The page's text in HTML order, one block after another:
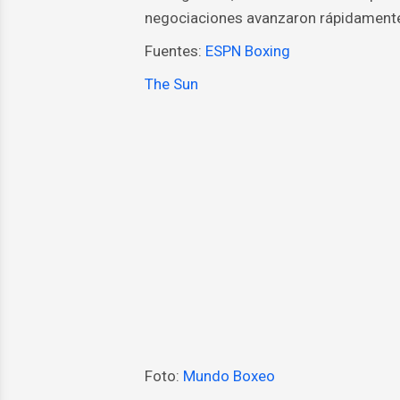
negociaciones avanzaron
Fuentes: ESPN Boxing
The Sun
Foto: Mundo Boxeo